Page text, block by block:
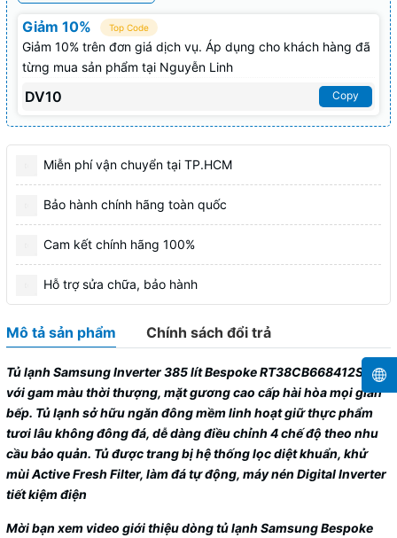
Giảm 10% Top Code
Giảm 10% trên đơn giá dịch vụ. Áp dụng cho khách hàng đã
từng mua sản phẩm tại Nguyễn Linh
DV10 Copy
Miễn phí vận chuyển tại TP.HCM
Bảo hành chính hãng toàn quốc
Cam kết chính hãng 100%
Hỗ trợ sửa chữa, bảo hành
Mô tả sản phẩm Chính sách đổi trả
Tủ lạnh Samsung Inverter 385 lít Bespoke RT38CB668412SV
với gam màu thời thượng, mặt gương cao cấp hài hòa mọi gian
bếp. Tủ lạnh sở hữu ngăn đông mềm linh hoạt giữ thực phẩm
tươi lâu không đông đá, dễ dàng điều chỉnh 4 chế độ theo nhu
cầu bảo quản. Tủ được trang bị hệ thống lọc diệt khuẩn, khử
mùi Active Fresh Filter, làm đá tự động, máy nén Digital Inverter
tiết kiệm điện
Mời bạn xem video giới thiệu dòng tủ lạnh Samsung Bespoke